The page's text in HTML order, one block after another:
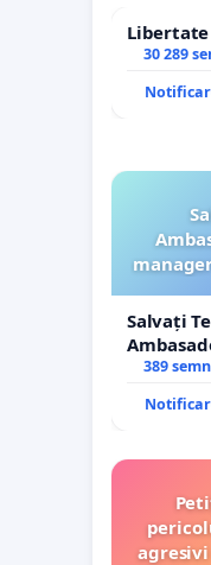
Libertate
30 289
Salvați
389